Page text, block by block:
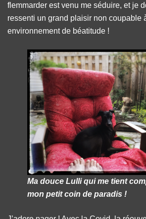
flemmarder est venu me séduire, et je
ressenti un grand plaisir non coupable
environnement de béatitude !
Ma douce Lulli qui me tient
mon petit coin de paradis !